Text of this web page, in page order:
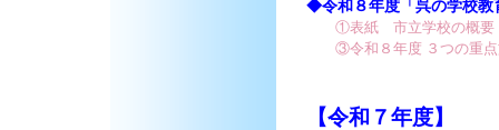
◆令和８年度「呉の学校教
①表紙 市立学校の概要
③令和８年度 ３つの重
【令和７年度】